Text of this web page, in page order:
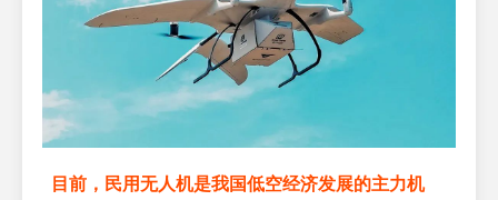
目前，民用无人机是我国低空经济发展的主力机